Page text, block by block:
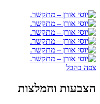
צפה בהכל
הצבעות והמלצות